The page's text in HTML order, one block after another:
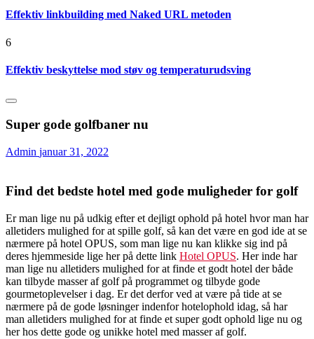
Effektiv linkbuilding med Naked URL metoden
6
Effektiv beskyttelse mod støv og temperaturudsving
Super gode golfbaner nu
Admin januar 31, 2022
Find det bedste hotel med gode muligheder for golf
Er man lige nu på udkig efter et dejligt ophold på hotel hvor man har
alletiders mulighed for at spille golf, så kan det være en god ide at se
nærmere på hotel OPUS, som man lige nu kan klikke sig ind på
deres hjemmeside lige her på dette link Hotel OPUS. Her inde har
man lige nu alletiders mulighed for at finde et godt hotel der både
kan tilbyde masser af golf på programmet og tilbyde gode
gourmetoplevelser i dag. Er det derfor ved at være på tide at se
nærmere på de gode løsninger indenfor hotelophold idag, så har
man alletiders mulighed for at finde et super godt ophold lige nu og
her hos dette gode og unikke hotel med masser af golf.